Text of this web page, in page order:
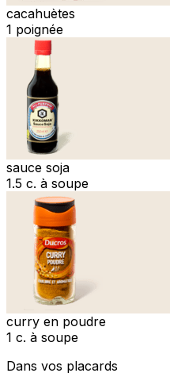
cacahuètes
1 poignée
sauce soja
1.5 c. à soupe
curry en poudre
1 c. à soupe
Dans vos placards